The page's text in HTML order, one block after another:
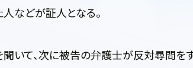
などが証人となる。
いて、次に被告の弁護士が反対尋問をす